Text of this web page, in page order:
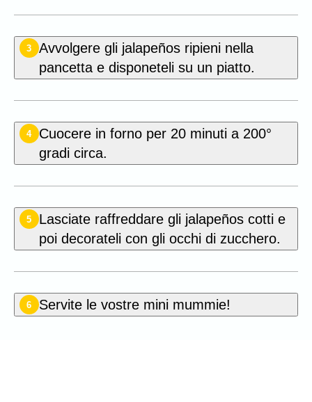
3
Avvolgere gli jalapeños ripieni nella
pancetta e disponeteli su un piatto.
4
Cuocere in forno per 20 minuti a 200°
gradi circa.
5
Lasciate raffreddare gli jalapeños cotti e
poi decorateli con gli occhi di zucchero.
6 Servite le vostre mini mummie!